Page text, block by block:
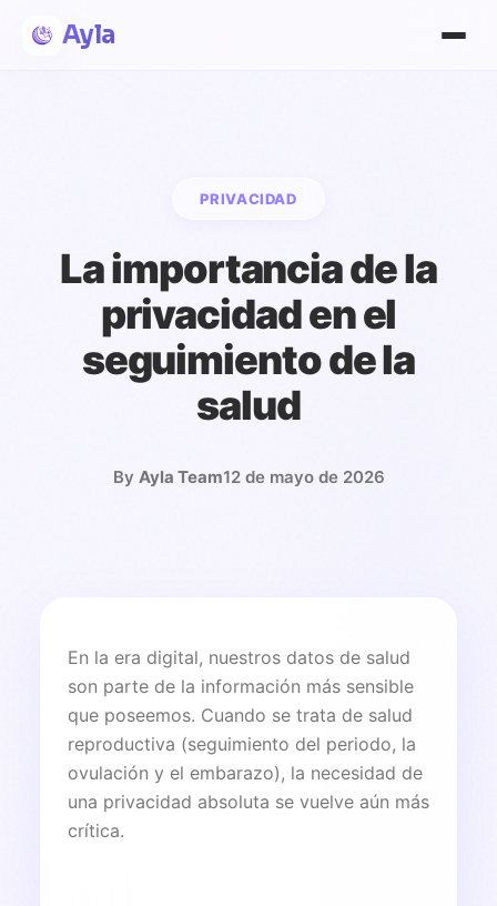
Ayla
PRIVACIDAD
La importancia de la
privacidad en el
seguimiento de la
salud
By Ayla Team12 de mayo de 2026
En la era digital, nuestros datos de salud
son parte de la información más sensible
que poseemos. Cuando se trata de salud
reproductiva (seguimiento del periodo, la
ovulación y el embarazo), la necesidad de
una privacidad absoluta se vuelve aún más
crítica.